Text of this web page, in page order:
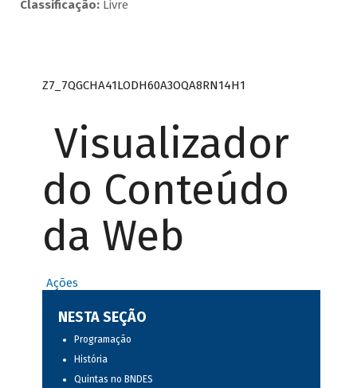
Classificação:Livre
Z7_7QGCHA41LODH60A3OQA8RN14H1
Visualizador
do Conteúdo
da Web
Ações
NESTA SEÇÃO
Programação
História
Quintas no BNDES